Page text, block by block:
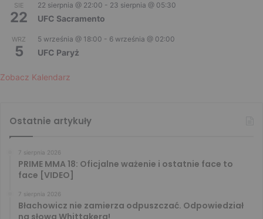
SIE
22
22 sierpnia @ 22:00 - 23 sierpnia @ 05:30
UFC Sacramento
WRZ
5
5 września @ 18:00 - 6 września @ 02:00
UFC Paryż
Zobacz Kalendarz
Ostatnie artykuły
7 sierpnia 2026
PRIME MMA 18: Oficjalne ważenie i ostatnie face to
face [VIDEO]
7 sierpnia 2026
Błachowicz nie zamierza odpuszczać. Odpowiedział